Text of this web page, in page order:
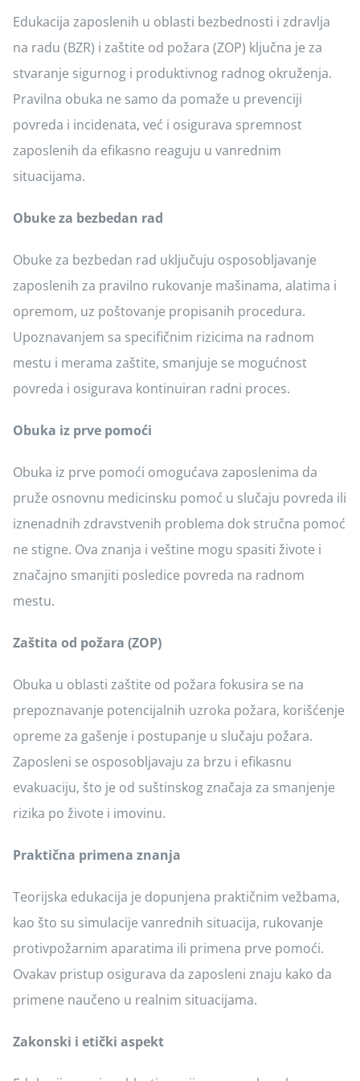
Edukacija zaposlenih u oblasti bezbednosti i zdravlja
na radu (BZR) i zaštite od požara (ZOP) ključna je za
stvaranje sigurnog i produktivnog radnog okruženja.
Pravilna obuka ne samo da pomaže u prevenciji
povreda i incidenata, već i osigurava spremnost
zaposlenih da efikasno reaguju u vanrednim
situacijama.
Obuke za bezbedan rad
Obuke za bezbedan rad uključuju osposobljavanje
zaposlenih za pravilno rukovanje mašinama, alatima i
opremom, uz poštovanje propisanih procedura.
Upoznavanjem sa specifičnim rizicima na radnom
mestu i merama zaštite, smanjuje se mogućnost
povreda i osigurava kontinuiran radni proces.
Obuka iz prve pomoći
Obuka iz prve pomoći omogućava zaposlenima da
pruže osnovnu medicinsku pomoć u slučaju povreda ili
iznenadnih zdravstvenih problema dok stručna pomoć
ne stigne. Ova znanja i veštine mogu spasiti živote i
značajno smanjiti posledice povreda na radnom
mestu.
Zaštita od požara (ZOP)
Obuka u oblasti zaštite od požara fokusira se na
prepoznavanje potencijalnih uzroka požara, korišćenje
opreme za gašenje i postupanje u slučaju požara.
Zaposleni se osposobljavaju za brzu i efikasnu
evakuaciju, što je od suštinskog značaja za smanjenje
rizika po živote i imovinu.
Praktična primena znanja
Teorijska edukacija je dopunjena praktičnim vežbama,
kao što su simulacije vanrednih situacija, rukovanje
protivpožarnim aparatima ili primena prve pomoći.
Ovakav pristup osigurava da zaposleni znaju kako da
primene naučeno u realnim situacijama.
Zakonski i etički aspekt